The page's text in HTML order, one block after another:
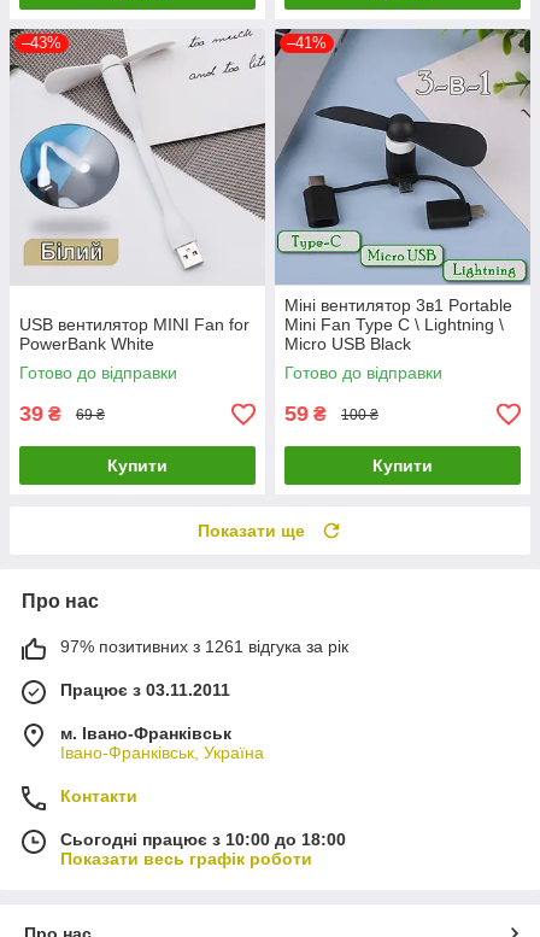
–43%
USB вентилятор MINI Fan for
PowerBank White
Готово до відправки
39 ₴ 69 ₴
Купити
–41%
Міні вентилятор 3в1 Portable
Mini Fan Type C \ Lightning \
Micro USB Black
Готово до відправки
59 ₴ 100 ₴
Купити
Показати ще
Про нас
97% позитивних з 1261 відгука за рік
Працює з 03.11.2011
м. Івано-Франківськ
Івано-Франківськ, Україна
Контакти
Сьогодні працює з 10:00 до 18:00
Показати весь графік роботи